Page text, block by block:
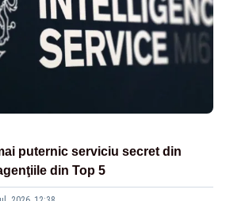
puternic serviciu secret din
din Top 5